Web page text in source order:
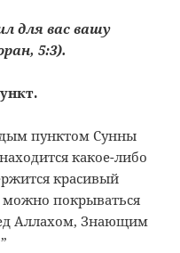
для вас вашу
5:3).
пунктом Сунны
находится какое-либо
красивый
можно покрываться
Аллахом, Знающим